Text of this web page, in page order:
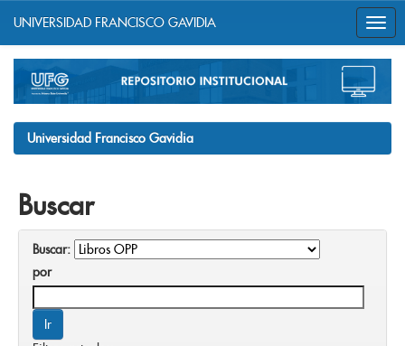
navigation
UNIVERSIDAD FRANCISCO GAVIDIA
Universidad Francisco Gavidia
Buscar
Buscar:
por